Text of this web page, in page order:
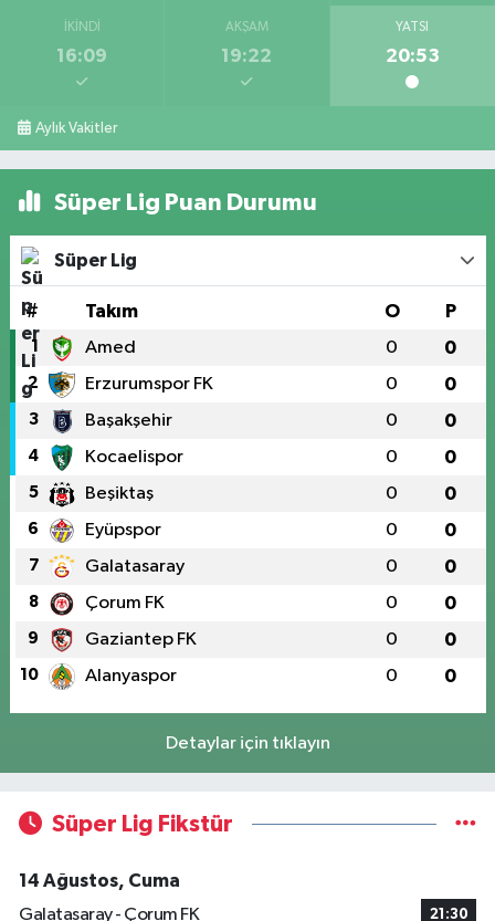
İKINDI
16:09
AKŞAM
19:22
YATSI
20:53
Aylık Vakitler
Süper Lig Puan Durumu
Süper Lig
# Takım O P
1 Amed 0 0
2 Erzurumspor FK 0 0
3 Başakşehir 0 0
4 Kocaelispor 0 0
5 Beşiktaş 0 0
6 Eyüpspor 0 0
7 Galatasaray 0 0
8 Çorum FK 0 0
9 Gaziantep FK 0 0
10 Alanyaspor 0 0
Detaylar için tıklayın
Süper Lig Fikstür
14 Ağustos, Cuma
Galatasaray - Çorum FK
21:30